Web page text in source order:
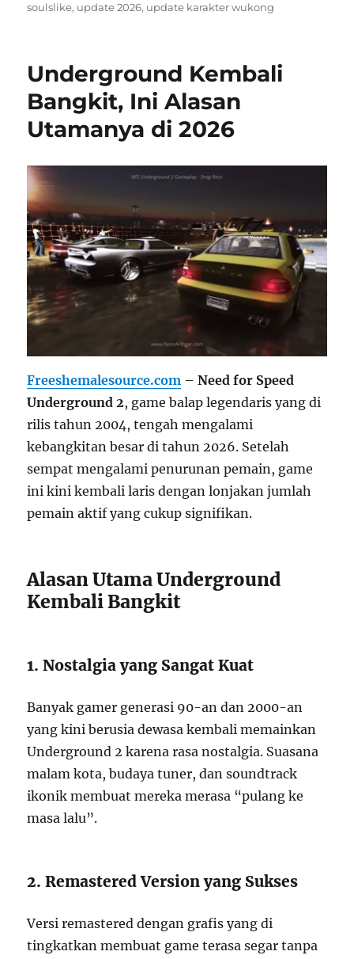
soulslike, update 2026, update karakter wukong
Underground Kembali
Bangkit, Ini Alasan
Utamanya di 2026
Freeshemalesource.com –Need for Speed
Underground 2, game balap legendaris yang di
rilis tahun 2004, tengah mengalami
kebangkitan besar di tahun 2026. Setelah
sempat mengalami penurunan pemain, game
ini kini kembali laris dengan lonjakan jumlah
pemain aktif yang cukup signifikan.
Alasan Utama Underground
Kembali Bangkit
1. Nostalgia yang Sangat Kuat
Banyak gamer generasi 90-an dan 2000-an
yang kini berusia dewasa kembali memainkan
Underground 2 karena rasa nostalgia. Suasana
malam kota, budaya tuner, dan soundtrack
ikonik membuat mereka merasa “pulang ke
masa lalu”.
2. Remastered Version yang Sukses
Versi remastered dengan grafis yang di
tingkatkan membuat game terasa segar tanpa